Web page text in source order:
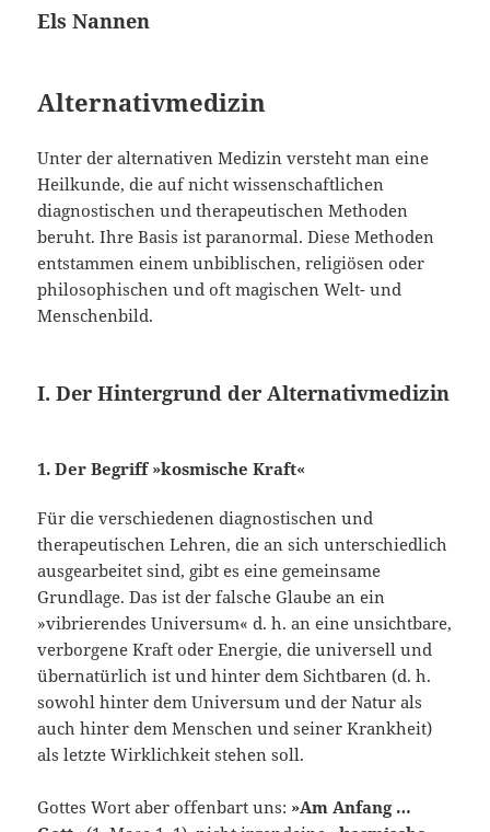
Els Nannen
Alternativmedizin
Unter der alternativen Medizin versteht man eine
Heilkunde, die auf nicht wissen­schaftlichen
diagnostischen und therapeutischen Methoden
beruht. Ihre Basis ist paranormal. Diese Methoden
entstammen einem unbiblischen, religiösen oder
phi­losophischen und oft magischen Welt- und
Menschenbild.
I. Der Hintergrund der Alternativmedizin
1. Der Begriff »kosmische Kraft«
Für die verschiedenen diagnostischen und
therapeutischen Lehren, die an sich un­terschiedlich
ausgearbeitet sind, gibt es eine gemeinsame
Grundlage. Das ist der falsche Glaube an ein
»vibrierendes Universum« d. h. an eine unsichtbare,
verbor­gene Kraft oder Energie, die universell und
übernatürlich ist und hinter dem Sicht­baren (d. h.
sowohl hinter dem Universum und der Natur als
auch hinter dem Men­schen und seiner Krankheit)
als letzte Wirklichkeit stehen soll.
Gottes Wort aber offenbart uns: »Am Anfang …